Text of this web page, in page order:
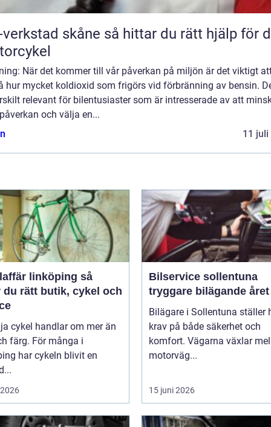
skåne så hittar du rätt hjälp för din
När det kommer till vår påverkan på miljön är det viktigt
hur mycket koldioxid som frigörs vid förbränning av bensin.
relevant för bilentusiaster som är intresserade av att
och välja en...
11 juli
linköping så
du rätt butik, cykel och
cykel handlar om mer än
färg. För många i
har cykeln blivit en
Bilservice sollentuna
tryggare bilägande
Bilägare i Sollentuna ställer
krav på både säkerhet och
komfort. Vägarna växlar
motorväg...
15 juni 2026